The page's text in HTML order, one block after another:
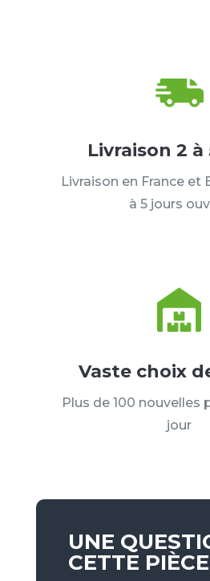
Livraison 2 à
Livraison en France et
à 5 jours
Vaste choix
Plus de 100 nouvelles
jour
UNE
CETTE